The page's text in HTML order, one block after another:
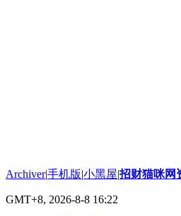
Archiver|手机版|小黑屋|招财猫咪网
GMT+8, 2026-8-8 16:22